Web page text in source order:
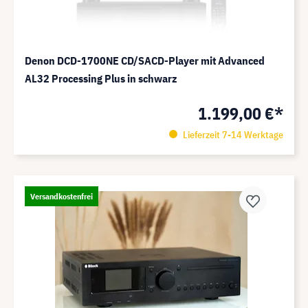
Denon DCD-1700NE CD/SACD-Player mit Advanced
AL32 Processing Plus in schwarz
1.199,00 €*
Lieferzeit 7-14 Werktage
Versandkostenfrei